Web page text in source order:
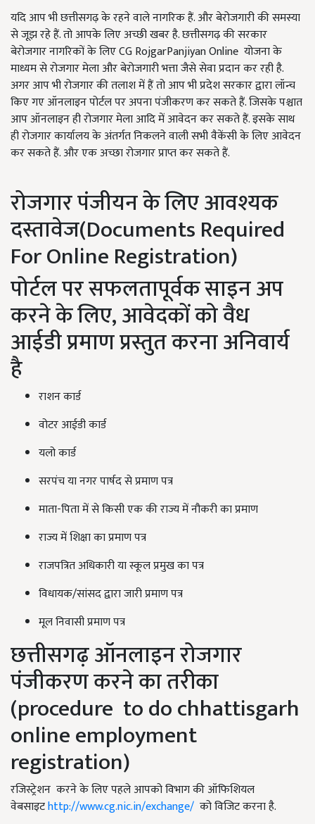
यदि आप भी छत्तीसगढ़ के रहने वाले नागरिक हैं. और बेरोजगारी की समस्या
से जूझ रहे हैं. तो आपके लिए अच्छी खबर है. छत्तीसगढ़ की सरकार
बेरोजगार नागरिकों के लिए CG RojgarPanjiyan Online योजना के
माध्यम से रोजगार मेला और बेरोजगारी भत्ता जैसे सेवा प्रदान कर रही है.
अगर आप भी रोजगार की तलाश में हैं तो आप भी प्रदेश सरकार द्वारा लॉन्च
किए गए ऑनलाइन पोर्टल पर अपना पंजीकरण कर सकते हैं. जिसके पश्चात
आप ऑनलाइन ही रोजगार मेला आदि में आवेदन कर सकते हैं. इसके साथ
ही रोजगार कार्यालय के अंतर्गत निकलने वाली सभी वैकेंसी के लिए आवेदन
कर सकते हैं. और एक अच्छा रोजगार प्राप्त कर सकते हैं.
रोजगार पंजीयन के लिए आवश्यक
दस्तावेज(Documents Required
For Online Registration)
पोर्टल पर सफलतापूर्वक साइन अप
करने के लिए, आवेदकों को वैध
आईडी प्रमाण प्रस्तुत करना अनिवार्य
है
राशन कार्ड
वोटर आईडी कार्ड
यलो कार्ड
सरपंच या नगर पार्षद से प्रमाण पत्र
माता-पिता में से किसी एक की राज्य में नौकरी का प्रमाण
राज्य में शिक्षा का प्रमाण पत्र
राजपत्रित अधिकारी या स्कूल प्रमुख का पत्र
विधायक/सांसद द्वारा जारी प्रमाण पत्र
मूल निवासी प्रमाण पत्र
छत्तीसगढ़ ऑनलाइन रोजगार
पंजीकरण करने का तरीका
(procedure to do chhattisgarh
online employment
registration)
रजिस्ट्रेशन करने के लिए पहले आपको विभाग की ऑफिशियल
वेबसाइटhttp://www.cg.nic.in/exchange/ को विजिट करना है.